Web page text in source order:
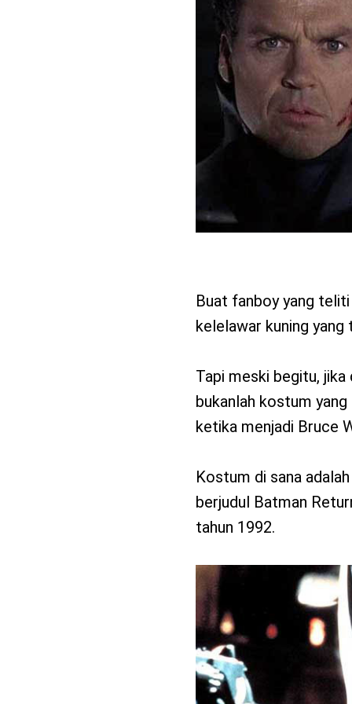
Buat fanboy yang
kelelawar kuning
Tapi meski begitu,
bukanlah kostum
ketika menjadi Bruce
Kostum di sana
berjudul Batman
tahun 1992.